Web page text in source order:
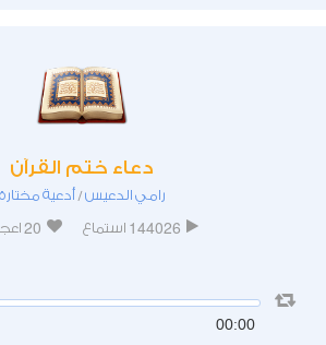
دعاء ختم القرآن
رامي الدعيس/أدعية مختارة
144026 استماع 20
00:00